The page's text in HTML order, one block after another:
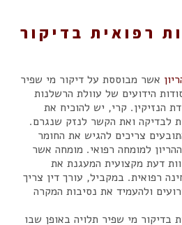
רפואית בדיקור
אשר מבוססת על דיקור מי שפיר
הידועים של עוולת הרשלנות
35 ו-36 לפקודת הנזיקין. קרי, יש להוכיח את
לבדיקה ואת הקשר לנזק שנגרם.
צריכים להגיש את החומר
למומחה רפואי. מומחה אשר
דעת מקצועית המעגנת את
רפואית. במקביל, עורך דין צריך
ולהעמיד את נסיבות המקרה
בדיקור מי שפיר תלויה באופן שבו